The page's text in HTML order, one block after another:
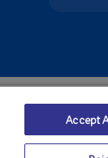
88 00
88
Accept